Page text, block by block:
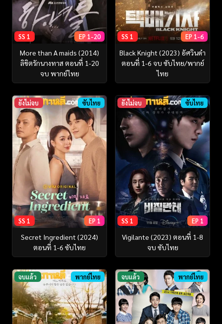
SS 1 EP 1-20
More than A maids (2014)
ลิขิตรักนางทาส ตอนที่ 1-20
จบ พากย์ไทย
SS 1 EP 1-6
Black Knight (2023) อัศวินดำ
ตอนที่ 1-6 จบ ซับไทย/พากย์
ไทย
ยังไม่จบ ซับไทย
SS 1 EP 1
Secret Ingredient (2024)
ตอนที่ 1-6 ซับไทย
ยังไม่จบ ซับไทย
SS 1 EP 1
Vigilante (2023) ตอนที่ 1-8
จบ ซับไทย
จบแล้ว พากย์ไทย จบแล้ว พากย์ไทย